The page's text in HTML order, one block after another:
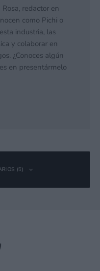
redactor en
como Pichi o
industria, las
y colaborar en
¿Conoces algún
en presentármelo
(5)
si la recopilación con
2 es versión nube o te